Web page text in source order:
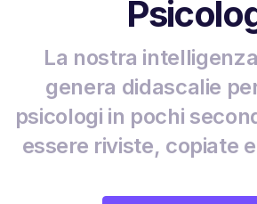
La nostra
genera didascalie
psicologi in pochi
essere riviste, copiate